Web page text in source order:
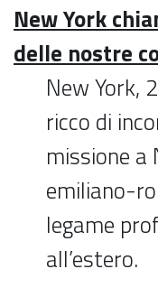
New York
delle nostre
New York,
ricco di
missione a
emiliano-
legame
all’estero.